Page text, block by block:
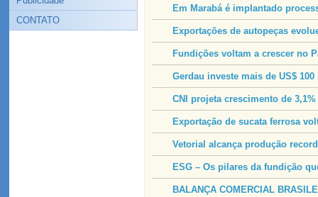
CONTATO
Em Marabá é implantado
Exportações de autopeças
Fundições voltam a crescer no
Gerdau investe mais de US$
CNI projeta crescimento de
Exportação de sucata ferrosa
Vetorial alcança produção
ESG – Os pilares da fundição
BALANÇA COMERCIAL